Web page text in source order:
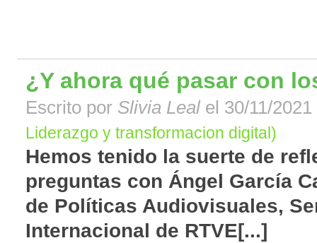
¿Y ahora qué pasar con
Escrito por Slivia Leal el 30/11/
Liderazgo y transformacion digital)
Hemos tenido la suerte de
preguntas con Ángel García
de Políticas Audiovisuales,
Internacional de RTVE[...]